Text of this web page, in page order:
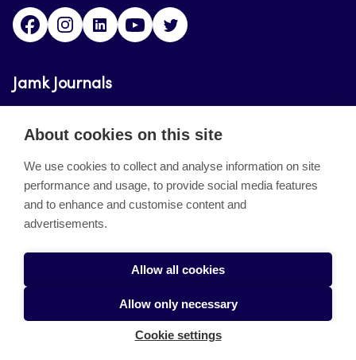
FacebookInstagram
LinkedInYoutube
Jamk Journals
Jamk Journals support teaching and research,
About the site
Jamkin verkkolehdet
Saavutettavuusseloste
Tietosuojaseloste
About cookies on this site
We use cookies to collect and analyse information on site
performance and usage, to provide social media features
and to enhance and customise content and
advertisements.
Allow all cookies
Allow only necessary
Cookie settings